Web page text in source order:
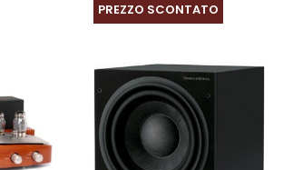
PREZZO SCONTATO